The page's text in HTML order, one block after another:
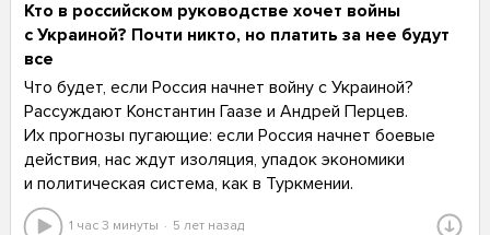
Кто в российском руководстве хочет войны
с Украиной? Почти никто, но платить за нее будут
все
Что будет, если Россия начнет войну с Украиной?
Рассуждают Константин Гаазе и Андрей Перцев.
Их прогнозы пугающие: если Россия начнет боевые
действия, нас ждут изоляция, упадок экономики
и политическая система, как в Туркмении.
1 час 3 минуты 5 лет назад